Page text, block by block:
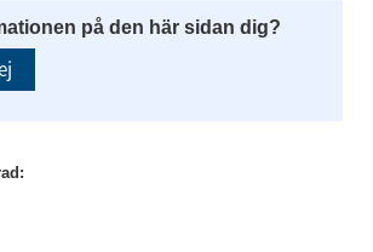
på den här sidan dig?